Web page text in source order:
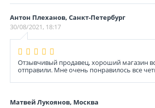
Антон Плеханов, Санкт-Петербург
30/08/2021, 18:17
Отзывчивый продавец, хороший магазин
отправили. Мне очень понравилось все
Матвей Лукоянов, Москва